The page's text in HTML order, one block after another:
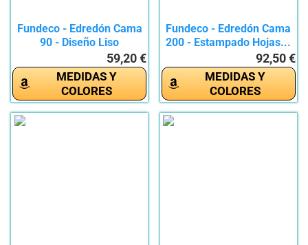
Fundeco - Edredón Cama
90 - Diseño Liso
59,20 €
MEDIDAS Y
COLORES
Fundeco - Edredón Cama
200 - Estampado Hojas...
92,50 €
MEDIDAS Y
COLORES